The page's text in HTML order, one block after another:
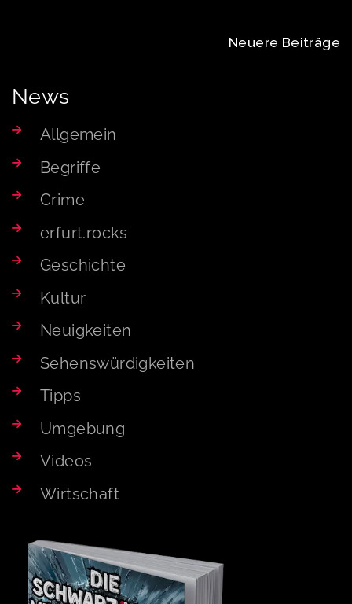
Neuere Beiträge
News
Allgemein
Begriffe
Crime
erfurt.rocks
Geschichte
Kultur
Neuigkeiten
Sehenswürdigkeiten
Tipps
Umgebung
Videos
Wirtschaft